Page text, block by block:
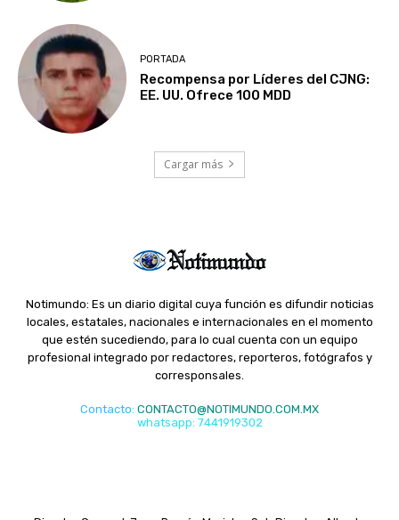
PORTADA
Recompensa por Líderes del CJNG:
EE. UU. Ofrece 100 MDD
Cargar más
Notimundo: Es un diario digital cuya función es difundir noticias
locales, estatales, nacionales e internacionales en el momento
que estén sucediendo, para lo cual cuenta con un equipo
profesional integrado por redactores, reporteros, fotógrafos y
corresponsales.
Contacto: CONTACTO@NOTIMUNDO.COM.MX
whatsapp: 7441919302